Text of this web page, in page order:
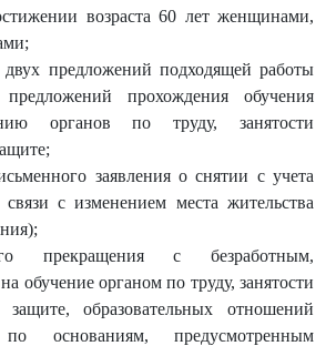
возраста 60 лет женщинами,
двух предложений подходящей работы
прохождения обучения
органов по труду, занятости
заявления о снятии с учета
с изменением места жительства
прекращения с безработным,
обучение органом по труду, занятости
образовательных отношений
по основаниям, предусмотренным